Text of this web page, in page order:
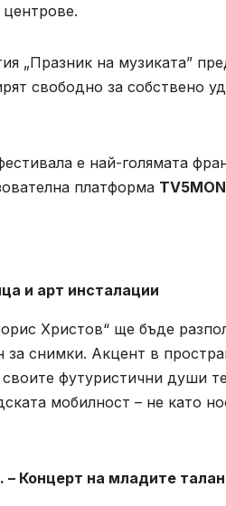
„Празник на музиката”
свободно за собствено
е най-голямата
платформа
и арт инсталации
Христов“ ще бъде
за снимки. Акцент в
футуристични души
мобилност – не като
– Концерт на младите